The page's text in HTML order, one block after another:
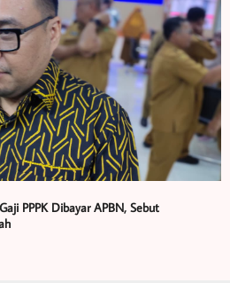
PPPK Dibayar APBN, Sebut